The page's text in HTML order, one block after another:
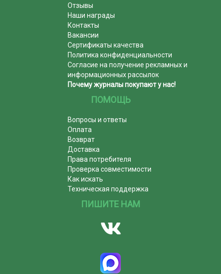
Отзывы
Наши награды
Контакты
Вакансии
Сертификаты качества
Политика конфиденциальности
Согласие на получение рекламных и
информационных рассылок
Почему журналы покупают у нас!
ПОМОЩЬ
Вопросы и ответы
Оплата
Возврат
Доставка
Права потребителя
Проверка совместимости
Как искать
Техническая поддержка
ПИШИТЕ НАМ